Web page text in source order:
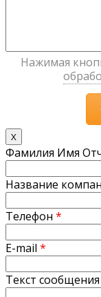
Нажимая
X
Фамилия Имя
Название
Телефон *
E-mail *
Текст сообщения